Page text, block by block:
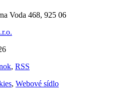
Voda 468, 925 06
, RSS
, Webové sídlo